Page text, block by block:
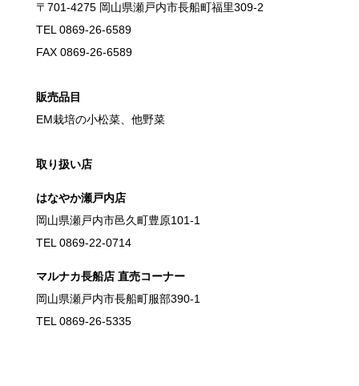
〒701-4275 岡山県瀬戸内市長船町福里309-2
TEL 0869-26-6589
FAX 0869-26-6589
販売品目
EM栽培の小松菜、他野菜
取り扱い店
はなやか瀬戸内店
岡山県瀬戸内市邑久町豊原101-1
TEL 0869-22-0714
マルナカ長船店 直売コーナー
岡山県瀬戸内市長船町服部390-1
TEL 0869-26-5335